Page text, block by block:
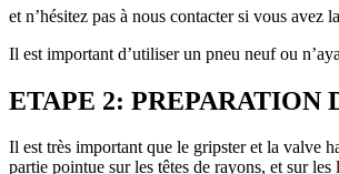
et n’hésitez pas à nous contacter si vous avez
Il est important d’utiliser un pneu neuf ou
ETAPE 2: PREPARATION
Il est très important que le gripster et la valve
partie pointue sur les têtes de rayons, et sur